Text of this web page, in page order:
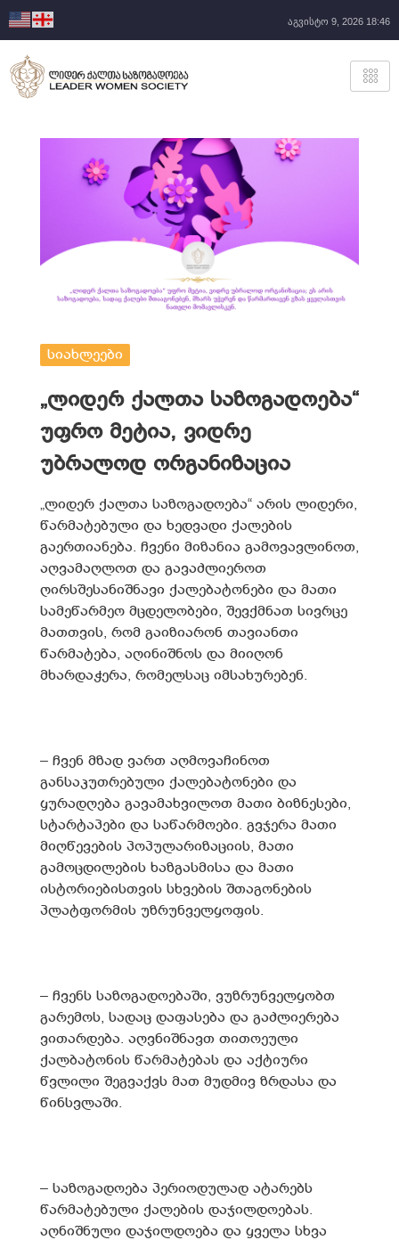
აგვისტო 9, 2026 18:46
სიახლეები
„ლიდერ ქალთა საზოგადოება“
უფრო მეტია, ვიდრე
უბრალოდ ორგანიზაცია
„ლიდერ ქალთა საზოგადოება“ არის ლიდერი,
წარმატებული და ხედვადი ქალების
გაერთიანება. ჩვენი მიზანია გამოვავლინოთ,
აღვამაღლოთ და გავაძლიეროთ
ღირსშესანიშნავი ქალებატონები და მათი
სამეწარმეო მცდელობები, შევქმნათ სივრცე
მათთვის, რომ გაიზიარონ თავიანთი
წარმატება, აღინიშნოს და მიიღონ
მხარდაჭერა, რომელსაც იმსახურებენ.
– ჩვენ მზად ვართ აღმოვაჩინოთ
განსაკუთრებული ქალებატონები და
ყურადღება გავამახვილოთ მათი ბიზნესები,
სტარტაპები და საწარმოები. გვჯერა მათი
მიღწევების პოპულარიზაციის, მათი
გამოცდილების ხაზგასმისა და მათი
ისტორიებისთვის სხვების შთაგონების
პლატფორმის უზრუნველყოფის.
– ჩვენს საზოგადოებაში, ვუზრუნველყობთ
გარემოს, სადაც დაფასება და გაძლიერება
ვითარდება. აღვნიშნავთ თითოეული
ქალბატონის წარმატებას და აქტიური
წვლილი შეგვაქვს მათ მუდმივ ზრდასა და
წინსვლაში.
– საზოგადოება პერიოდულად ატარებს
წარმატებული ქალების დაჯილდოებას.
აღნიშნული დაჯილდოება და ყველა სხვა